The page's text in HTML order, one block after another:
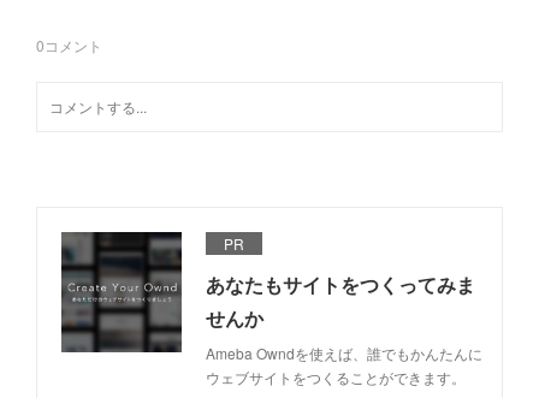
0コメント
PR
あなたもサイトをつくってみま
せんか
Ameba Owndを使えば、誰でもかんたんに
ウェブサイトをつくることができます。